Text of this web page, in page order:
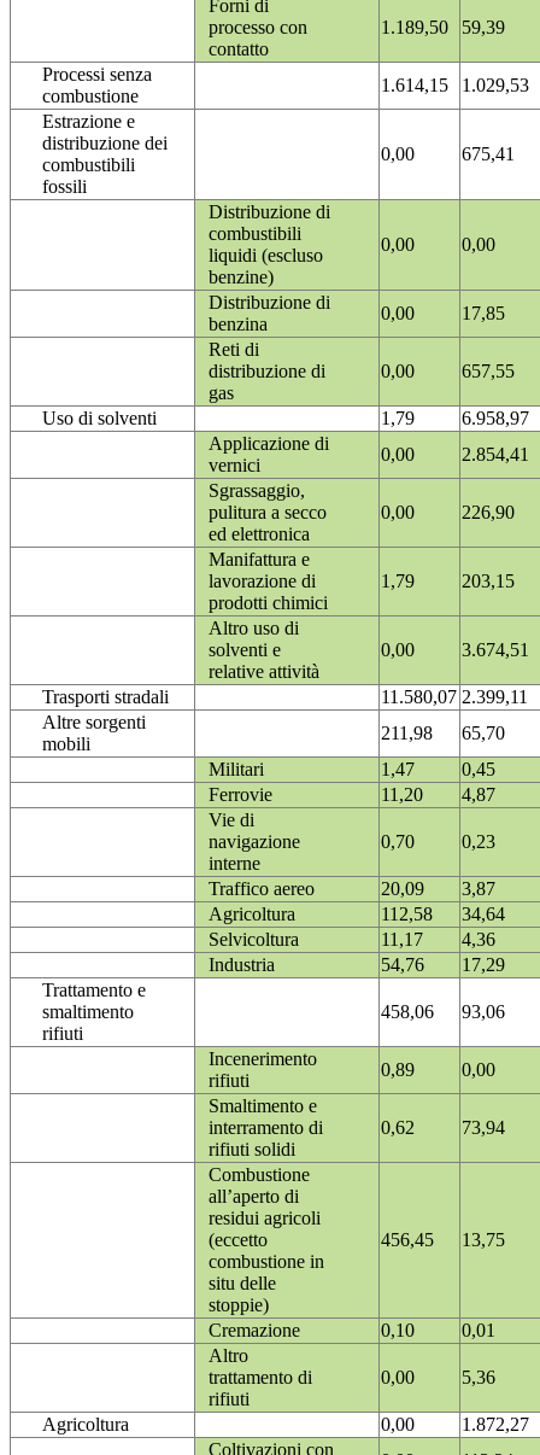
Forni di
processo con
contatto
1.189,50 59,39
Processi senza
combustione
1.614,15
1.029,53
Estrazione e
distribuzione dei
combustibili
fossili
0,00 675,41
Distribuzione di
combustibili
liquidi (escluso
benzine)
0,00 0,00
Distribuzione di
benzina
0,00
17,85
Reti di
distribuzione di
gas
0,00 657,55
Uso di solventi 1,79
6.958,97
Applicazione di
vernici
0,00
2.854,41
Sgrassaggio,
pulitura a secco
ed elettronica
0,00 226,90
Manifattura e
lavorazione di
prodotti chimici
1,79 203,15
Altro uso di
solventi e
relative attività
0,00 3.674,51
Trasporti stradali 11.580,07 2.399,11
Altre sorgenti
mobili
211,98
65,70
Militari
1,47
0,45
Ferrovie
11,20
4,87
Vie di
navigazione
interne
0,70 0,23
Traffico aereo 20,09
3,87
Agricoltura
112,58
34,64
Selvicoltura
11,17
4,36
Industria
54,76
17,29
Trattamento e
smaltimento
rifiuti
458,06 93,06
Incenerimento
rifiuti
0,89
0,00
Smaltimento e
interramento di
rifiuti solidi
0,62 73,94
Combustione
all’aperto di
residui agricoli
(eccetto
combustione in
situ delle
stoppie)
456,45 13,75
Cremazione 0,10
0,01
Altro
trattamento di
rifiuti
0,00 5,36
Agricoltura 0,00
1.872,27
Coltivazioni con